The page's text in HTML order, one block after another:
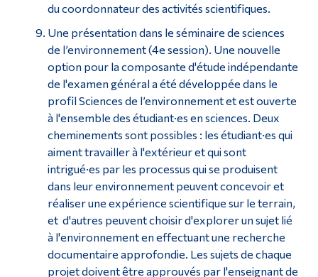
du coordonnateur des activités scientifiques.
Une présentation dans le séminaire de sciences
de l’environnement (4e session). Une nouvelle
option pour la composante d'étude indépendante
de l'examen général a été développée dans le
profil Sciences de l’environnement et est ouverte
à l'ensemble des étudiant·es en sciences. Deux
cheminements sont possibles : les étudiant·es qui
aiment travailler à l'extérieur et qui sont
intrigué·es par les processus qui se produisent
dans leur environnement peuvent concevoir et
réaliser une expérience scientifique sur le terrain,
et d'autres peuvent choisir d'explorer un sujet lié
à l'environnement en effectuant une recherche
documentaire approfondie. Les sujets de chaque
projet doivent être approuvés par l'enseignant de